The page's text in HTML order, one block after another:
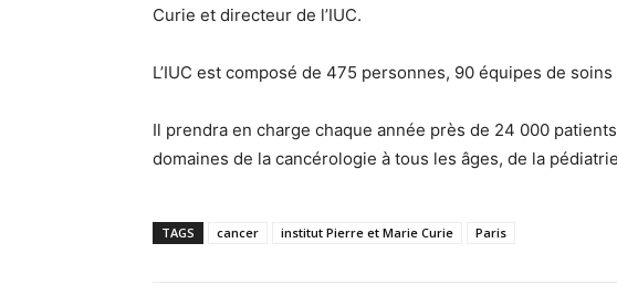
Curie et directeur de l’IUC.
L’IUC est composé de 475 personnes, 90 équipes de
Il prendra en charge chaque année près de 24 000
domaines de la cancérologie à tous les âges, de la
TAGS cancer institut Pierre et Marie Curie Paris